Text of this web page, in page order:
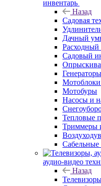
инвентарь
Назад
Садовая
Дачный
Расходный
Садовый
Генераторы
Мотоблоки
Мотобуры
Насосы и
Тепловые
Триммеры
аудио-видео
Назад